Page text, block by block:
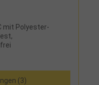
mit Polyester-
(3)